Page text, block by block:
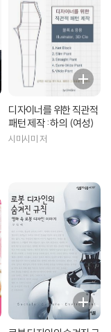
디자이너를 위한 직관적
패턴 제작 : 하의 (여성)
시미시미 저